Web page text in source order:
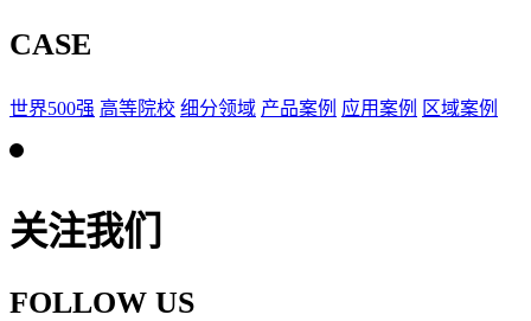
CASE
世界500强 高等院校 细分领域 产品案例 应用案例 区域案例
关注我们
FOLLOW US